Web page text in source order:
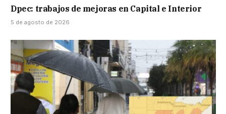
Dpec: trabajos de mejoras en Capital e Interior
5 de agosto de 2026